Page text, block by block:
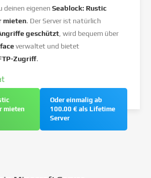
deinen eigenenSeablock: Rustic
mieten. Der Server ist natürlich
geschützt , wird bequem über
verwaltet und bietet
Zugriff.
mieten
Oder einmalig ab
100.00 € als Lifetime
Server